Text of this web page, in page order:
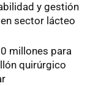
y gestión
sector lácteo
millones para
quirúrgico